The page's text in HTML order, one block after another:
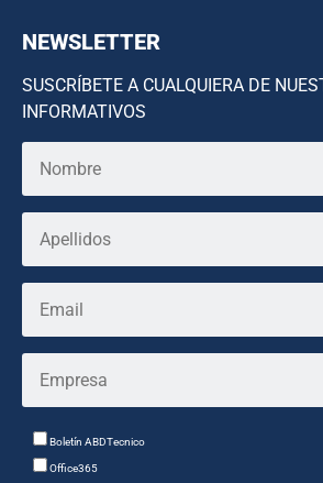
NEWSLETTER
SUSCRÍBETE A CUALQUIERA DE
INFORMATIVOS
Boletín ABDTecnico
Office365